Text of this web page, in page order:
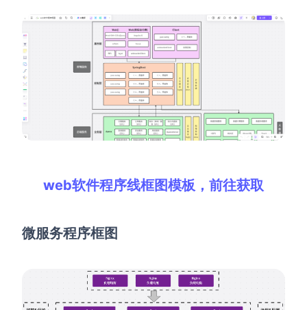
web软件程序线框图模板，前往获取
微服务程序框图